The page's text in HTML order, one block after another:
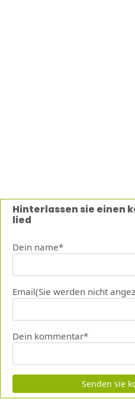
Hinterlassen sie einen
lied
Dein name*
Email(Sie werden nicht
Dein kommentar*
Senden sie